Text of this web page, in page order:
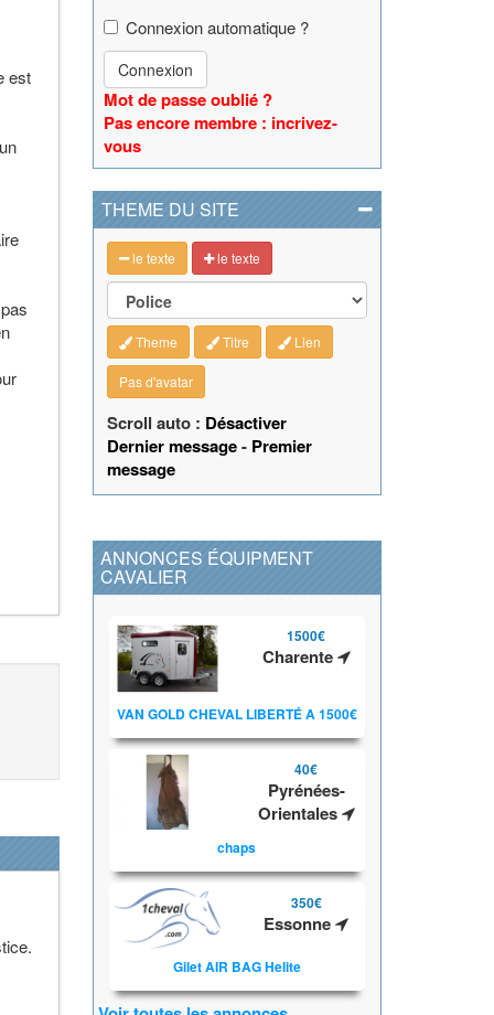
est
Connexion automatique ?
Connexion
Mot de passe oublié ?
Pas encore membre : incrivez-
vous
THEME DU SITE
le texte le texte
Theme Titre Lien
Pas d'avatar
Scroll auto : Désactiver
Dernier message- Premier
message
ANNONCES ÉQUIPMENT
CAVALIER
1500€
Charente
VAN GOLD CHEVAL LIBERTÉ A 1500€
40€
Pyrénées-
Orientales
chaps
350€
Essonne
Gilet AIR BAG Helite